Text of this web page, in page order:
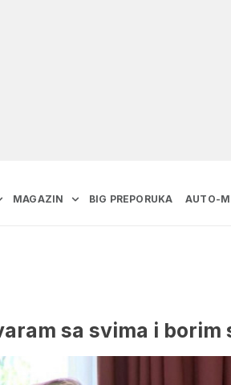
MAGAZIN BIG PREPORUKA AUTO-
sa svima i borim